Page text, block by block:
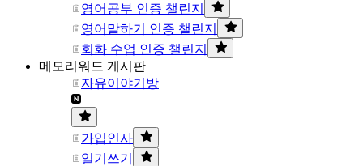
영어공부 인증 챌린지
영어말하기 인증 챌린지
회화 수업 인증 챌린지
메모리워드 게시판
자유이야기방
가입인사
일기쓰기